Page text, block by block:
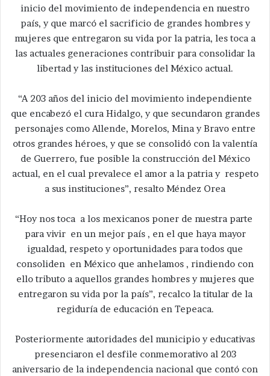
inicio del movimiento de independencia en nuestro
país, y que marcó el sacrificio de grandes hombres y
mujeres que entregaron su vida por la patria, les toca a
las actuales generaciones contribuir para consolidar la
libertad y las instituciones del México actual.
“A 203 años del inicio del movimiento independiente
que encabezó el cura Hidalgo, y que secundaron grandes
personajes como Allende, Morelos, Mina y Bravo entre
otros grandes héroes, y que se consolidó con la valentía
de Guerrero, fue posible la construcción del México
actual, en el cual prevalece el amor a la patria y respeto
a sus instituciones”, resalto Méndez Orea
“Hoy nos toca a los mexicanos poner de nuestra parte
para vivir en un mejor país , en el que haya mayor
igualdad, respeto y oportunidades para todos que
consoliden en México que anhelamos , rindiendo con
ello tributo a aquellos grandes hombres y mujeres que
entregaron su vida por la país”, recalco la titular de la
regiduría de educación en Tepeaca.
Posteriormente autoridades del municipio y educativas
presenciaron el desfile conmemorativo al 203
aniversario de la independencia nacional que contó con